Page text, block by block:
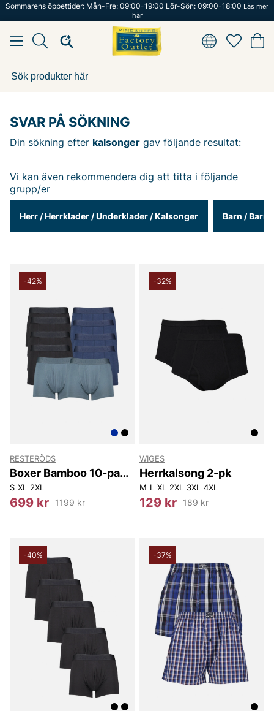
Sommarens öppettider: Mån-Fre: 09:00-19:00 Lör-Sön: 09:00-18:00 Läs mer
här
SVAR PÅ SÖKNING
Din sökning efter kalsonger gav följande resultat:
Vi kan även rekommendera dig att titta i följande
grupp/er
Herr /Herrklader /Underklader /Kalsonger Barn /
-42%
RESTERÖDS
Boxer Bamboo 10-pack
- Regular Leg
S XL 2XL
699 kr 1199 kr
-32%
WIGES
Herrkalsong 2-pk
M L XL 2XL 3XL 4XL
129 kr 189 kr
-40% -37%